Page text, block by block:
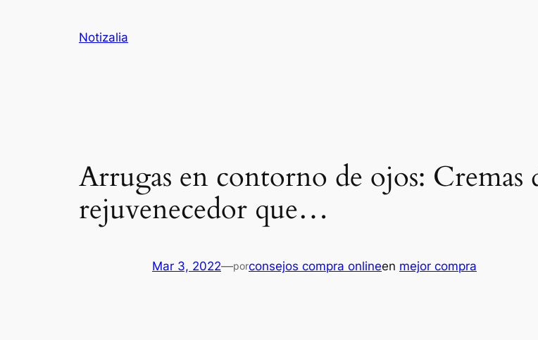
Notizalia
Arrugas en contorno de ojos: Cremas
rejuvenecedor que…
Mar 3, 2022—porconsejos compra onlineen mejor compra